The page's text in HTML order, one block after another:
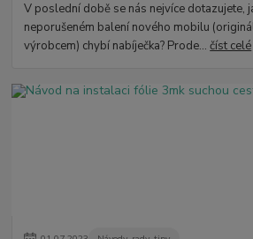
V poslední době se nás nejvíce dotazujete,
neporušeném balení nového mobilu
výrobcem) chybí nabíječka? Prode...číst celé